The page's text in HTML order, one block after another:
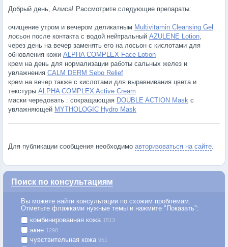
Добрый день, Алиса! Рассмотрите следующие препараты:
очищение утром и вечером деликатным Multivitamin Cleansing Gel
лосьон после контакта с водой нейтральный AZULENE Lotion,
через день на вечер заменять его на лосьон с кислотами для
обновления кожи ALPHA COMPLEX Face Lotion
крем на день для нормализации работы сальных желез и
увлажнения CALM DERM Sebo Relief
крем на вечер также с кислотами для выравнивания цвета и
текстуры ALPHA COMPLEX Active Cream
маски чередовать : сокращающая DOUBLE ACTION Mask с
увлажняющей MYTHOLOGIC Hydro Mask
Для публикации сообщения необходимо авторизоваться на сайте.
Поиск по консультациям
Вы можете найти консультации по схожим проблемам.
Отметьте флажками нужные темы и нажмите "Показать":
комбинированная кожа 1513
акне 1298
чувствительная кожа 951